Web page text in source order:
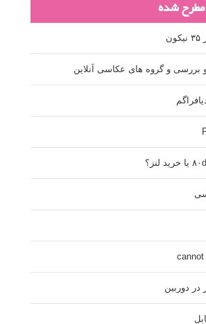
مطرح شده
بررسی و گروه های عکاسی آنلاین
در دوربین